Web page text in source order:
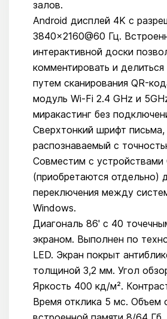
залов.
Android дисплей 4K с
3840×2160@60 Гц.
интерактивной доски
комментировать и
путем сканирования QR-
модуль Wi-Fi 2.4 GHz и
миракастинг без
Сверхтонкий шрифт письма,
распознаваемый с
Совместим с устройствами
(приобретаются отдельно)
переключения между
Windows.
Диагональ 86' с 40
экраном. Выполнен по
LED. Экран покрыт
толщиной 3,2 мм. Угол
Яркость 400 кд/м².
Время отклика 5 мс. Объем